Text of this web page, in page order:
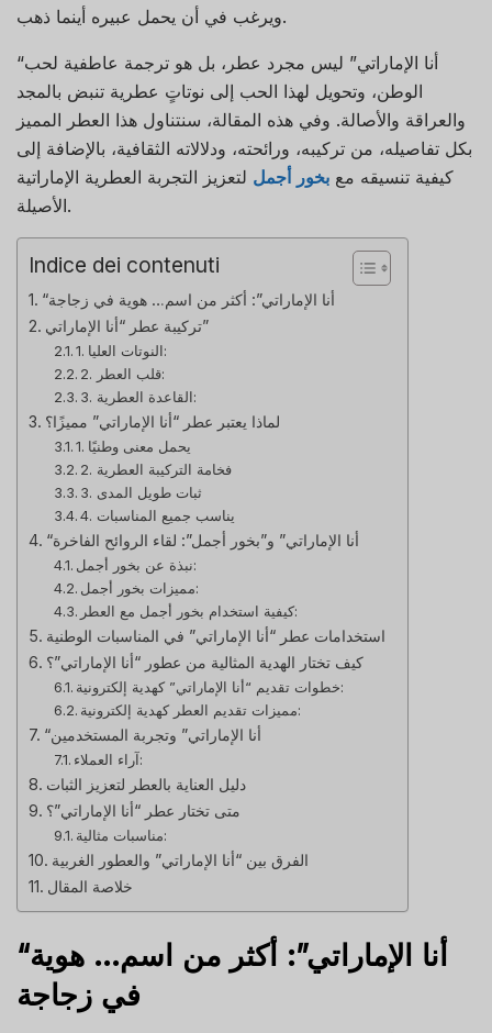
ويرغب في أن يحمل عبيره أينما ذهب.
“أنا الإماراتي” ليس مجرد عطر، بل هو ترجمة عاطفية لحب
الوطن، وتحويل لهذا الحب إلى نوتاتٍ عطرية تنبض بالمجد
والعراقة والأصالة. وفي هذه المقالة، سنتناول هذا العطر المميز
بكل تفاصيله، من تركيبه، ورائحته، ودلالاته الثقافية، بالإضافة إلى
كيفية تنسيقه مع بخور أجمل لتعزيز التجربة العطرية الإماراتية
الأصيلة.
Indice dei contenuti
“أنا الإماراتي”: أكثر من اسم… هوية في زجاجة
تركيبة عطر “أنا الإماراتي”
1. النوتات العليا:
2. قلب العطر:
3. القاعدة العطرية:
لماذا يعتبر عطر “أنا الإماراتي” مميزًا؟
1. يحمل معنى وطنيًا
2. فخامة التركيبة العطرية
3. ثبات طويل المدى
4. يناسب جميع المناسبات
“أنا الإماراتي” و”بخور أجمل”: لقاء الروائح الفاخرة
نبذة عن بخور أجمل:
مميزات بخور أجمل:
كيفية استخدام بخور أجمل مع العطر:
استخدامات عطر “أنا الإماراتي” في المناسبات الوطنية
كيف تختار الهدية المثالية من عطور “أنا الإماراتي”؟
خطوات تقديم “أنا الإماراتي” كهدية إلكترونية:
مميزات تقديم العطر كهدية إلكترونية:
“أنا الإماراتي” وتجربة المستخدمين
آراء العملاء:
دليل العناية بالعطر لتعزيز الثبات
متى تختار عطر “أنا الإماراتي”؟
مناسبات مثالية:
الفرق بين “أنا الإماراتي” والعطور الغربية
خلاصة المقال
“أنا الإماراتي”: أكثر من اسم… هوية
في زجاجة